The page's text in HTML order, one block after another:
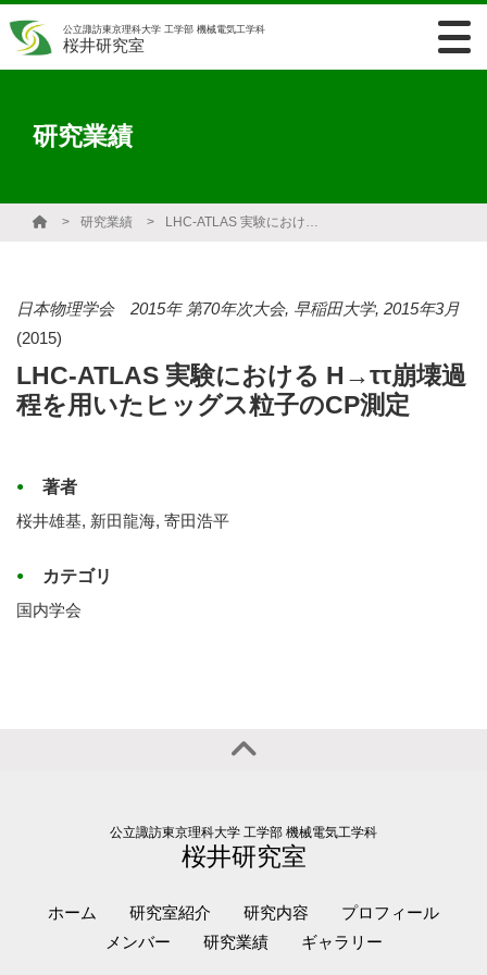
公立諏訪東京理科大学 工学部 機械電気工学科
桜井研究室
研究業績
研究業績 LHC-ATLAS 実験における H→ττ崩壊過程を用いたヒッグス粒子のCP測定
日本物理学会 2015年 第70年次大会, 早稲田大学, 2015年3月
(2015)
LHC-ATLAS 実験における H→ττ崩壊過
程を用いたヒッグス粒子のCP測定
著者
桜井雄基, 新田龍海, 寄田浩平
カテゴリ
国内学会
公立諏訪東京理科大学 工学部 機械電気工学科
桜井研究室
ホーム 研究室紹介 研究内容
プロフィール
メンバー
研究業績 ギャラリー